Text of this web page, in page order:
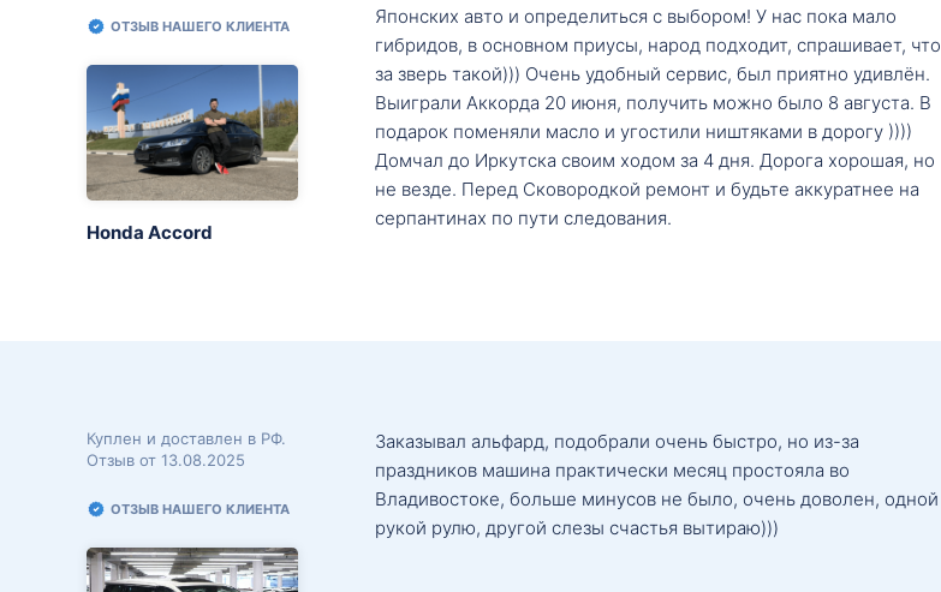
ОТЗЫВ НАШЕГО КЛИЕНТА
Honda Accord
Японских авто и определиться с выбором! У нас пока мало
гибридов, в основном приусы, народ подходит, спрашивает, что
за зверь такой))) Очень удобный сервис, был приятно удивлён.
Выиграли Аккорда 20 июня, получить можно было 8 августа. В
подарок поменяли масло и угостили ништяками в дорогу ))))
Домчал до Иркутска своим ходом за 4 дня. Дорога хорошая, но
не везде. Перед Сковородкой ремонт и будьте аккуратнее на
серпантинах по пути следования.
Куплен и доставлен в РФ.
Отзыв от 13.08.2025
ОТЗЫВ НАШЕГО КЛИЕНТА
Заказывал альфард, подобрали очень быстро, но из-за
праздников машина практически месяц простояла во
Владивостоке, больше минусов не было, очень доволен, одной
рукой рулю, другой слезы счастья вытираю)))